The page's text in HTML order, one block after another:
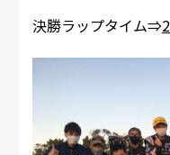
決勝ラップタイム⇒